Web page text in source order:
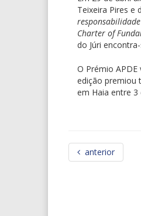
Teixeira Pires e
Charter of
do Júri
O Prémio
edição premiou
em Haia entre 3
anterior